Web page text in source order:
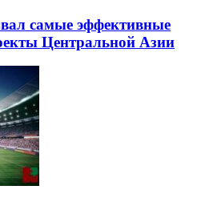
самые эффективные
Центральной Азии